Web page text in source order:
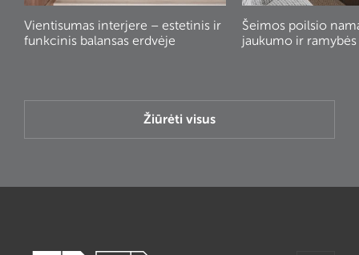
Vientisumas interjere – estetinis ir
funkcinis balansas erdvėje
Šeimos poilsio
jaukumo ir
Žiūrėti visus